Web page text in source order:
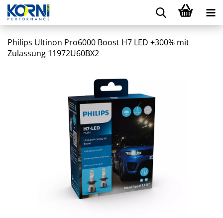
Philips Ultinon Pro6000 Boost H7 LED +300% mit
Zulassung 11972U60BX2